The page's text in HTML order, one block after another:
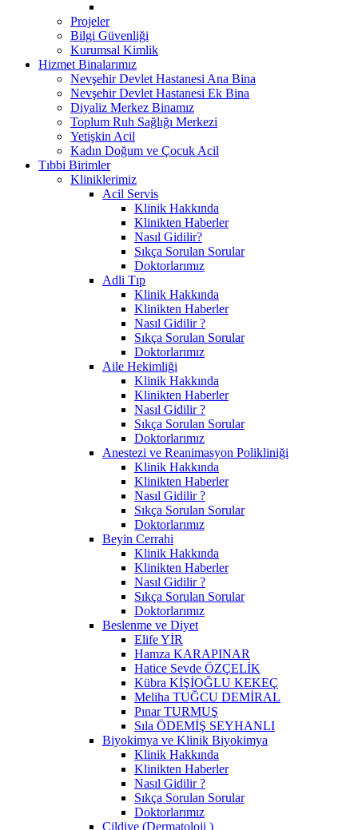
Projeler
Bilgi Güvenliği
Kurumsal Kimlik
Hizmet Binalarımız
Nevşehir Devlet Hastanesi Ana Bina
Nevşehir Devlet Hastanesi Ek Bina
Diyaliz Merkez Binamız
Toplum Ruh Sağlığı Merkezi
Yetişkin Acil
Kadın Doğum ve Çocuk Acil
Tıbbi Birimler
Kliniklerimiz
Acil Servis
Klinik Hakkında
Klinikten Haberler
Nasıl Gidilir?
Sıkça Sorulan Sorular
Doktorlarımız
Adli Tıp
Klinik Hakkında
Klinikten Haberler
Nasıl Gidilir ?
Sıkça Sorulan Sorular
Doktorlarımız
Aile Hekimliği
Klinik Hakkında
Klinikten Haberler
Nasıl Gidilir ?
Sıkça Sorulan Sorular
Doktorlarımız
Anestezi ve Reanimasyon Polikliniği
Klinik Hakkında
Klinikten Haberler
Nasıl Gidilir ?
Sıkça Sorulan Sorular
Doktorlarımız
Beyin Cerrahi
Klinik Hakkında
Klinikten Haberler
Nasıl Gidilir ?
Sıkça Sorulan Sorular
Doktorlarımız
Beslenme ve Diyet
Elife YİR
Hamza KARAPINAR
Hatice Sevde ÖZÇELİK
Kübra KİŞİOĞLU KEKEÇ
Meliha TUĞCU DEMİRAL
Pınar TURMUŞ
Sıla ÖDEMİŞ SEYHANLI
Biyokimya ve Klinik Biyokimya
Klinik Hakkında
Klinikten Haberler
Nasıl Gidilir ?
Sıkça Sorulan Sorular
Doktorlarımız
Cildiye (Dermatoloji )